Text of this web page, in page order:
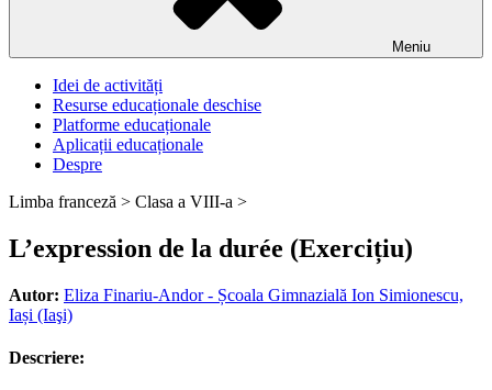
Meniu
Idei de activități
Resurse educaționale deschise
Platforme educaționale
Aplicații educaționale
Despre
Limba franceză > Clasa a VIII-a >
L’expression de la durée (Exercițiu)
Autor: Eliza Finariu-Andor - Școala Gimnazială Ion Simionescu,
Iași (Iaşi)
Descriere: